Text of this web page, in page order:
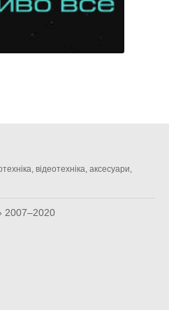
відеотехніка, аксесуари,
2007–2020